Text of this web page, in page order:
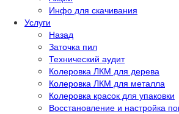
Инфо для скачивания
Услуги
Назад
Заточка пил
Технический аудит
Колеровка ЛКМ для дерева
Колеровка ЛКМ для металла
Колеровка красок для упаковки
Восстановление и настройка